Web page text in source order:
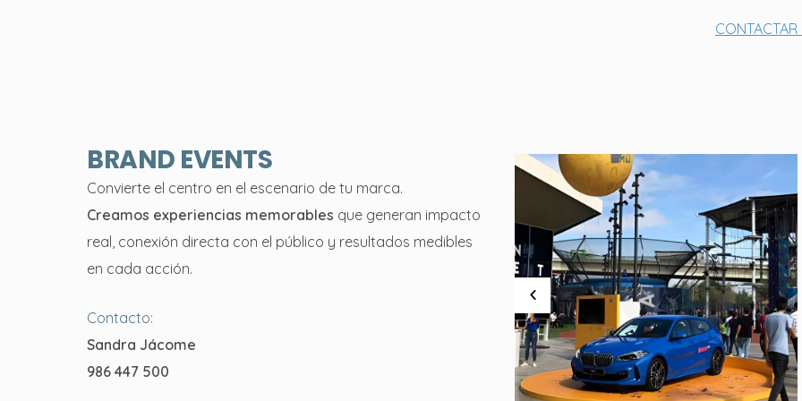
BRAND EVENTS
Convierte el centro en el escenario de tu marca.
Creamos experiencias memorables que generan impacto
real, conexión directa con el público y resultados medibles
en cada acción.
Contacto:
Sandra Jácome
986 447 500